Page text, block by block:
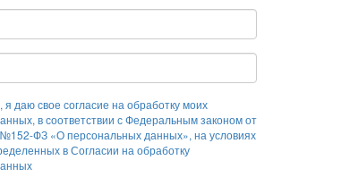
я даю свое согласие на обработку моих
в соответствии с Федеральным законом от
ФЗ «О персональных данных», на условиях
в Согласии на обработку